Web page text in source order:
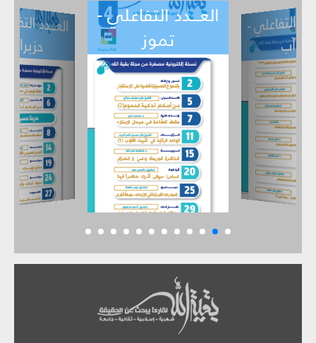
التفاعلي -
آب
العـــدد التفاعلي -
تموز
العـــدد
ي
حزيران